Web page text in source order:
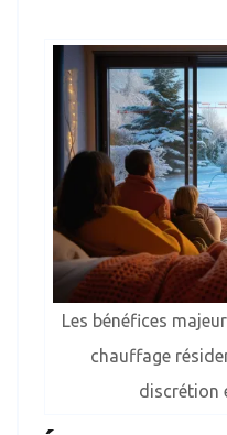
Les bénéfices
chauffage
discrétion